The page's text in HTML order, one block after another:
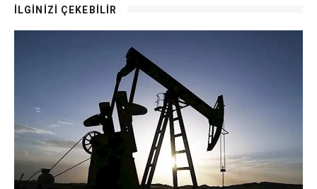
İLGİNİZİ ÇEKEBİLİR